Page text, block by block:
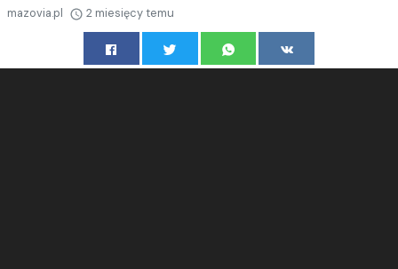
mazovia.pl 2 miesięcy temu